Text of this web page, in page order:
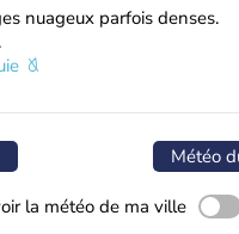
nuageux parfois denses.
Météo
la météo de ma ville